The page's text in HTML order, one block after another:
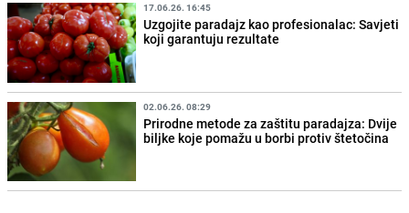
17.06.26. 16:45
Uzgojite paradajz kao profesionalac: Savjeti
koji garantuju rezultate
02.06.26. 08:29
Prirodne metode za zaštitu paradajza: Dvije
biljke koje pomažu u borbi protiv štetočina